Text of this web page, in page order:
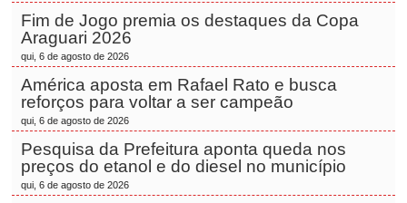
Fim de Jogo premia os destaques da Copa
Araguari 2026
qui, 6 de agosto de 2026
América aposta em Rafael Rato e busca
reforços para voltar a ser campeão
qui, 6 de agosto de 2026
Pesquisa da Prefeitura aponta queda nos
preços do etanol e do diesel no município
qui, 6 de agosto de 2026